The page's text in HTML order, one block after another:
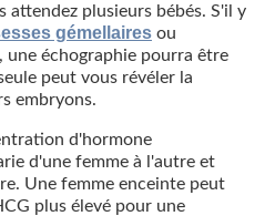
attendez plusieurs bébés. S'il y
gémellaires ou
échographie pourra être
peut vous révéler la
embryons.
d'hormone
d'une femme à l'autre et
Une femme enceinte peut
plus élevé pour une